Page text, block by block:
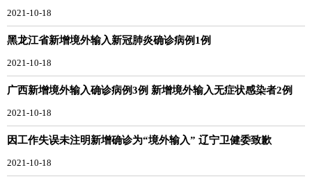
2021-10-18
黑龙江省新增境外输入新冠肺炎确诊病例1例
2021-10-18
广西新增境外输入确诊病例3例 新增境外输入无症状感染者2例
2021-10-18
因工作失误未注明新增确诊为“境外输入” 辽宁卫健委致歉
2021-10-18